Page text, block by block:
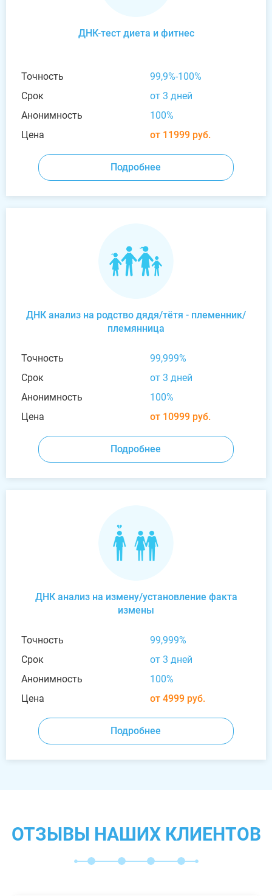
ДНК-тест диета и фитнес
Точность
99,9%-100%
Срок
от 3 дней
Анонимность
100%
Цена
от 11999 руб.
Подробнее
ДНК анализ на родство дядя/тётя - племенник/
племянница
Точность
99,999%
Срок
от 3 дней
Анонимность
100%
Цена
от 10999 руб.
Подробнее
ДНК анализ на измену/установление факта
измены
Точность
99,999%
Срок
от 3 дней
Анонимность
100%
Цена
от 4999 руб.
Подробнее
ОТЗЫВЫ НАШИХ КЛИЕНТОВ